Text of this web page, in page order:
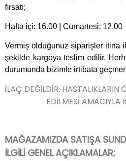
fırsatı;
Hafta içi: 16.00 | Cumartesi: 12.00
Vermiş olduğunuz siparişler itina
şekilde kargoya teslim edilir.
durumunda bizimle irtibata
İLAÇ DEĞİLDİR. HASTALIKLARIN
EDİLMESİ AMACIYLA
MAĞAZAMIZDA SATIŞA
İLGİLİ GENEL AÇIKLAMALAR;